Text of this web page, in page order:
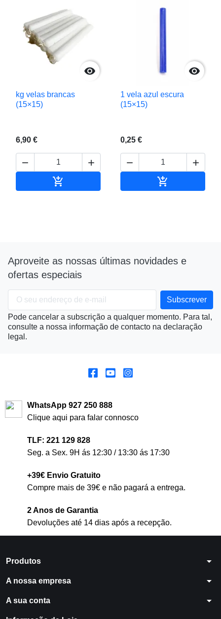

kg velas brancas
(15×15)
6,90 €
 


1 vela azul escura
(15×15)
0,25 €
 

Aproveite as nossas últimas novidades e
ofertas especiais
Pode cancelar a subscrição a qualquer momento. Para tal,
consulte a nossa informação de contacto na declaração
legal.
WhatsApp 927 250 888
Clique aqui para falar connosco
TLF: 221 129 828
Seg. a Sex. 9H ás 12:30 / 13:30 ás 17:30
+39€ Envio Gratuito
Compre mais de 39€ e não pagará a entrega.
2 Anos de Garantia
Devoluções até 14 dias após a recepção.
Produtos arrow_drop_down
A nossa empresa arrow_drop_down
A sua conta arrow_drop_down